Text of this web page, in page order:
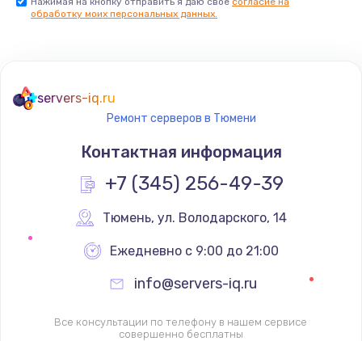
обработку моих персональных данных.
servers-iq.ru
Ремонт серверов в Тюмени
Контактная информация
+7 (345) 256-49-39
Тюмень, ул. Володарского, 14
Ежедневно с 9:00 до 21:00
info@servers-iq.ru
Все консультации по телефону в нашем сервисе
совершенно бесплатны